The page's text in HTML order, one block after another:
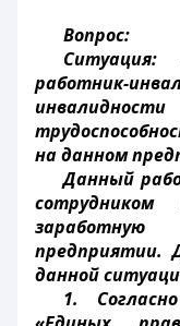
Вопрос:
работник-
на данном
Данный
предприятии.
данной
1.